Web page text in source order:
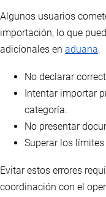
Algunos usuarios
importación, lo que
adicionales en aduana.
No declarar
Intentar importar
categoría.
No presentar
Superar los
Evitar estos errores
coordinación con el